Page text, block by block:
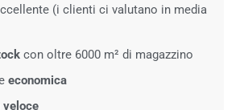
(i clienti ci valutano in media
con oltre 6000 m² di magazzino
economica
veloce